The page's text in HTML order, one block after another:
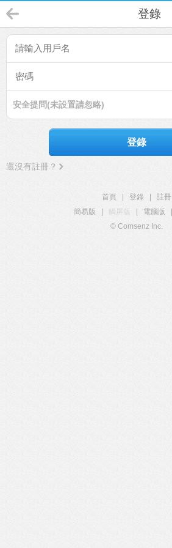
登錄
安全提問(未設置請忽略)
登錄
還沒有註冊？
首頁 登錄
註冊
簡易版
觸屏版 電腦版
© Comsenz Inc.